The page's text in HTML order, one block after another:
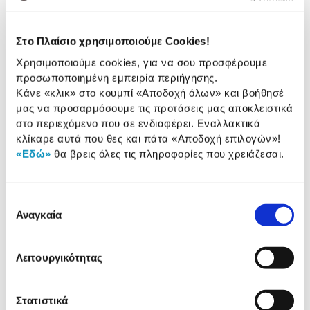
Στο Πλαίσιο χρησιμοποιούμε Cookies!
Χρησιμοποιούμε cookies, για να σου προσφέρουμε
προσωποποιημένη εμπειρία περιήγησης.
Κάνε «κλικ» στο κουμπί «Αποδοχή όλων» και βοήθησέ
μας να προσαρμόσουμε τις προτάσεις μας αποκλειστικά
στο περιεχόμενο που σε ενδιαφέρει. Εναλλακτικά
κλίκαρε αυτά που θες και πάτα «Αποδοχή επιλογών»!
«Εδώ» θα βρεις όλες τις πληροφορίες που χρειάζεσαι.
συγκατάθεσης
Αναγκαία
Λειτουργικότητας
Στατιστικά
1,99 €
Προσθήκη
Sentio Διαχωριστικό ροφημάτων
2σε1 για Παγούρια 30oz & 40oz
8,99 €
Προσθήκη
Sentio Φόρμα σιλικόνης 3